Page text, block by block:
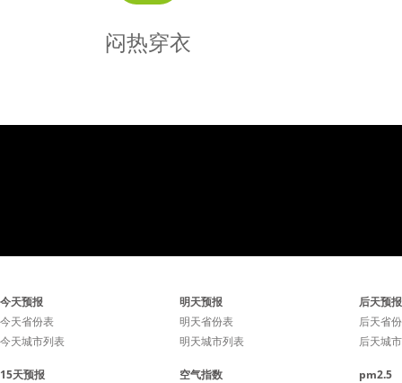
闷热穿衣
潮湿闷热，衣物排汗透气，
手帕擦汗环保时尚，不建议
在露天场所逛街。
潮湿闷
手帕擦
在
今天预报
今天省份表
今天城市列表
明天预报
明天省份表
明天城市列表
后天预报
后天省
后天城
15天预报
空气指数
pm2.5